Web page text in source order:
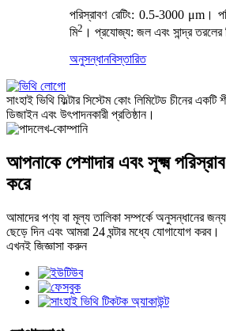
পরিস্রাবণ রেটিং: 0.5-3000 μm।
মি2 । প্রযোজ্য: জল এবং সান্দ্র তরলের
অনুসন্ধানবিস্তারিত
সাংহাই ভিথি ফিল্টার সিস্টেম কোং লিমিটেড চীনের একটি
ডিজাইন এবং উৎপাদনকারী প্রতিষ্ঠান।
আপনাকে পেশাদার এবং সূক্ষ্ম
করে
আমাদের পণ্য বা মূল্য তালিকা সম্পর্কে অনুসন্ধানের
ছেড়ে দিন এবং আমরা 24 ঘন্টার মধ্যে যোগাযোগ করব।
এখনই জিজ্ঞাসা করুন